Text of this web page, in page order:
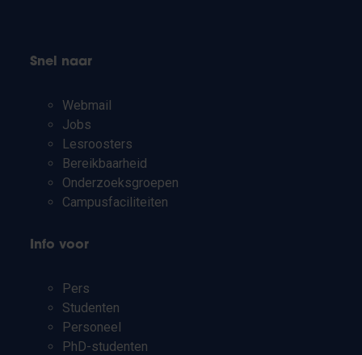
Snel naar
Webmail
Jobs
Lesroosters
Bereikbaarheid
Onderzoeksgroepen
Campusfaciliteiten
Info voor
Pers
Studenten
Personeel
PhD-studenten